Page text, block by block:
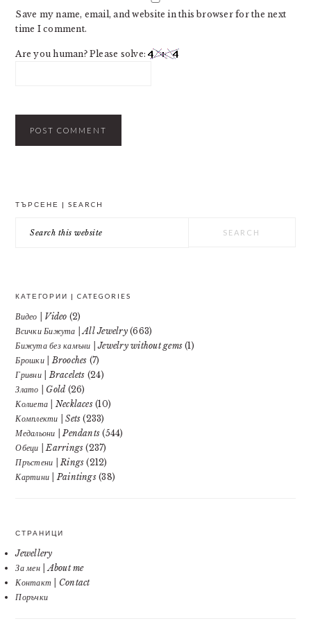
Save my name, email, and website in this browser for the next
time I comment.
Are you human? Please solve:
ТЪРСЕНЕ | SEARCH
this
КАТЕГОРИИ | CATEGORIES
Видео | Video (2)
Всички Бижута | All Jewelry(663)
Бижута без камъни | Jewelry without gems (1)
Брошки | Brooches (7)
Гривни | Bracelets (24)
Злато | Gold (26)
Колиета | Necklaces(10)
Комплекти | Sets (233)
Медальони | Pendants (544)
Обеци | Earrings (237)
Пръстени | Rings (212)
Картини | Paintings(38)
СТРАНИЦИ
Jewellery
За мен | About me
Контакт | Contact
Поръчки